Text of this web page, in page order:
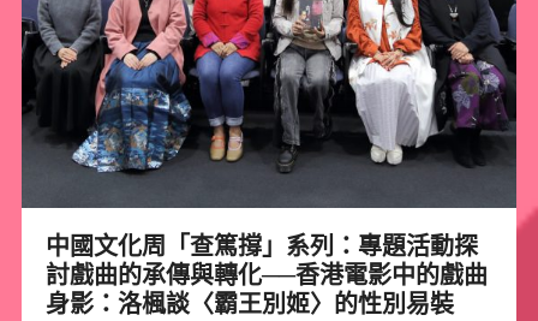
中國文化周「查篤撐」系列：專題活動探
討戲曲的承傳與轉化──香港電影中的戲曲
身影：洛楓談〈霸王別姬〉的性別易裝